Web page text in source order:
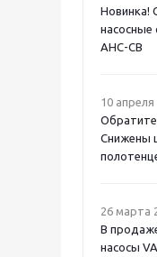
Новинка!
насосные
АНС-СВ
10 апреля
Обратите
Снижены
26 марта
В
насосы